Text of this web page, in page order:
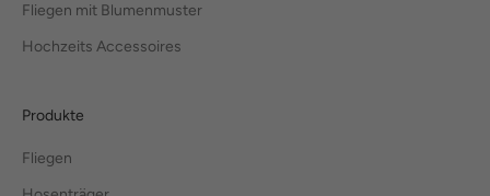
Fliegen mit Blumenmuster
Hochzeits Accessoires
Produkte
Fliegen